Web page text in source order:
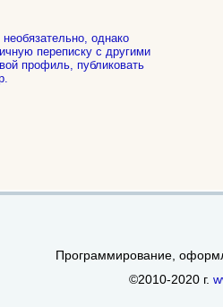
однако
переписку с другими
профиль, публиковать
Программирование,
©2010-2020 г.